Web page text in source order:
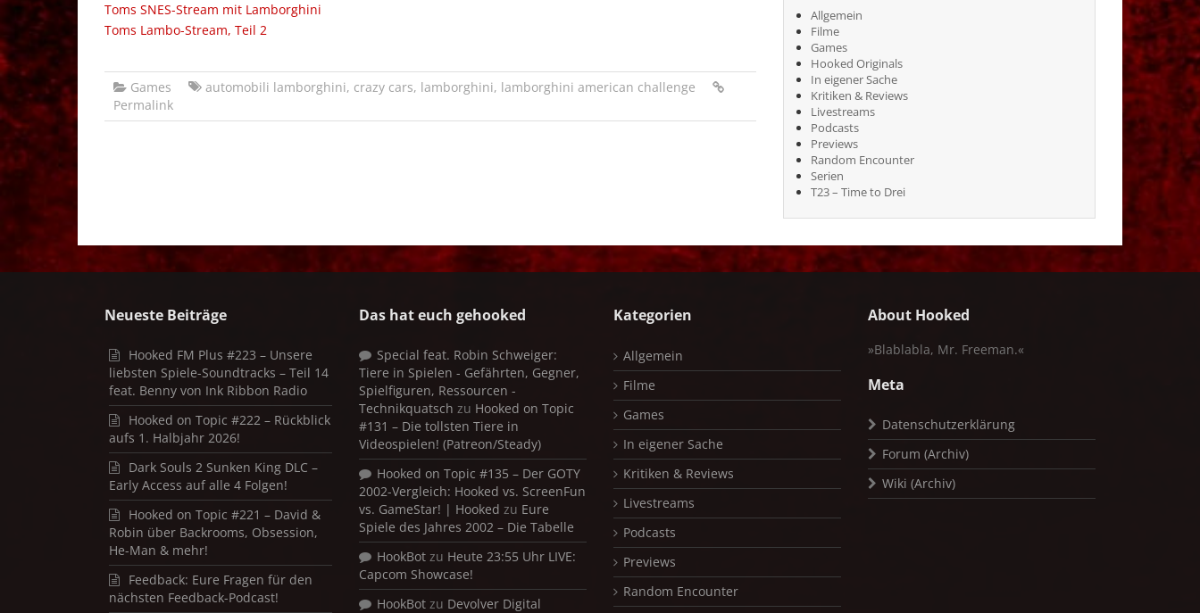
Toms SNES-Stream mit Lamborghini
Toms Lambo-Stream, Teil 2
Games automobili lamborghini, crazy cars, lamborghini, lamborghini american challenge
Permalink
Allgemein
Filme
Games
Hooked Originals
In eigener Sache
Kritiken & Reviews
Livestreams
Podcasts
Previews
Random Encounter
Serien
T23 – Time to Drei
Neueste Beiträge
Hooked FM Plus #223 – Unsere
liebsten Spiele-Soundtracks – Teil 14
feat. Benny von Ink Ribbon Radio
Hooked on Topic #222 – Rückblick
aufs 1. Halbjahr 2026!
Dark Souls 2 Sunken King DLC –
Early Access auf alle 4 Folgen!
Hooked on Topic #221 – David &
Robin über Backrooms, Obsession,
He-Man & mehr!
Feedback: Eure Fragen für den
nächsten Feedback-Podcast!
Das hat euch gehooked
Special feat. Robin Schweiger:
Tiere in Spielen - Gefährten, Gegner,
Spielfiguren, Ressourcen -
Technikquatsch zu Hooked on Topic
#131 – Die tollsten Tiere in
Videospielen! (Patreon/Steady)
Hooked on Topic #135 – Der GOTY
2002-Vergleich: Hooked vs. ScreenFun
vs. GameStar! | Hooked zu Eure
Spiele des Jahres 2002 – Die Tabelle
HookBot zu Heute 23:55 Uhr LIVE:
Capcom Showcase!
HookBot zu Devolver Digital
Kategorien
Allgemein
Filme
Games
In eigener Sache
Kritiken & Reviews
Livestreams
Podcasts
Previews
Random Encounter
About Hooked
»Blablabla, Mr. Freeman.«
Meta
Datenschutzerklärung
Forum (Archiv)
Wiki (Archiv)